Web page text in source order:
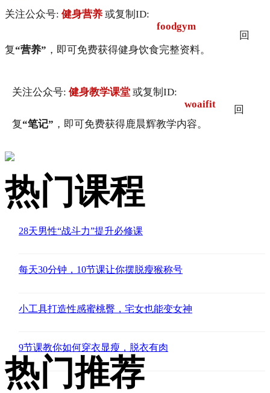
关注公众号: 健身营养 或复制ID:
foodgym
回
复“营养” ，即可免费获得健身饮食完整资料。
关注公众号: 健身教学课堂 或复制ID:
woaifit
回
复“笔记” ，即可免费获得鹿晨辉教学内容。
热门课程
28天男性“战斗力”提升必修课
每天30分钟，10节课让你摆脱瘦猴称号
小工具打造性感蜜桃臀，宅女也能变女神
9节课教你如何穿衣显瘦，脱衣有肉
热门推荐